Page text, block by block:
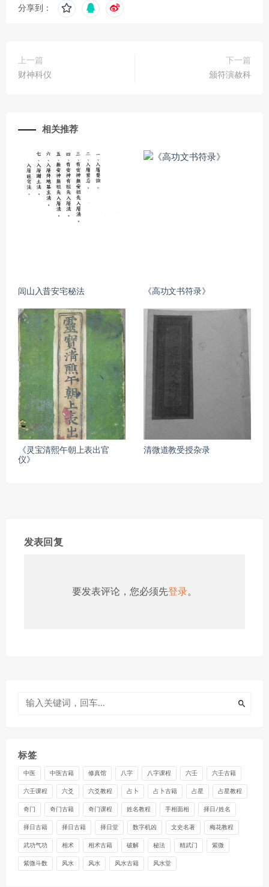
分享到：
上一篇
财神科仪
下一篇
颁符演赦科
相关推荐
闾山入昔安宅秘法 《高功文书符录》
《灵宝清熙午朝上表出官
仪》
清微道教受授杂录
发表回复
要发表评论，您必须先登录。
标签
中医 中医古籍 修真馆 八字 八字课程 六壬 六壬古籍
六壬课程 六爻 六爻教程 占卜 占卜古籍 占星 占星教程
奇门 奇门古籍 奇门课程 姓名教程 手相面相 择日/姓名
择日古籍 择日古籍 择日堂 数字机凶 文史名著 梅花教程
武功气功 相术 相术古籍 破解 秘法 精武门 紫微
紫微斗数 风水 风水 风水古籍 风水堂